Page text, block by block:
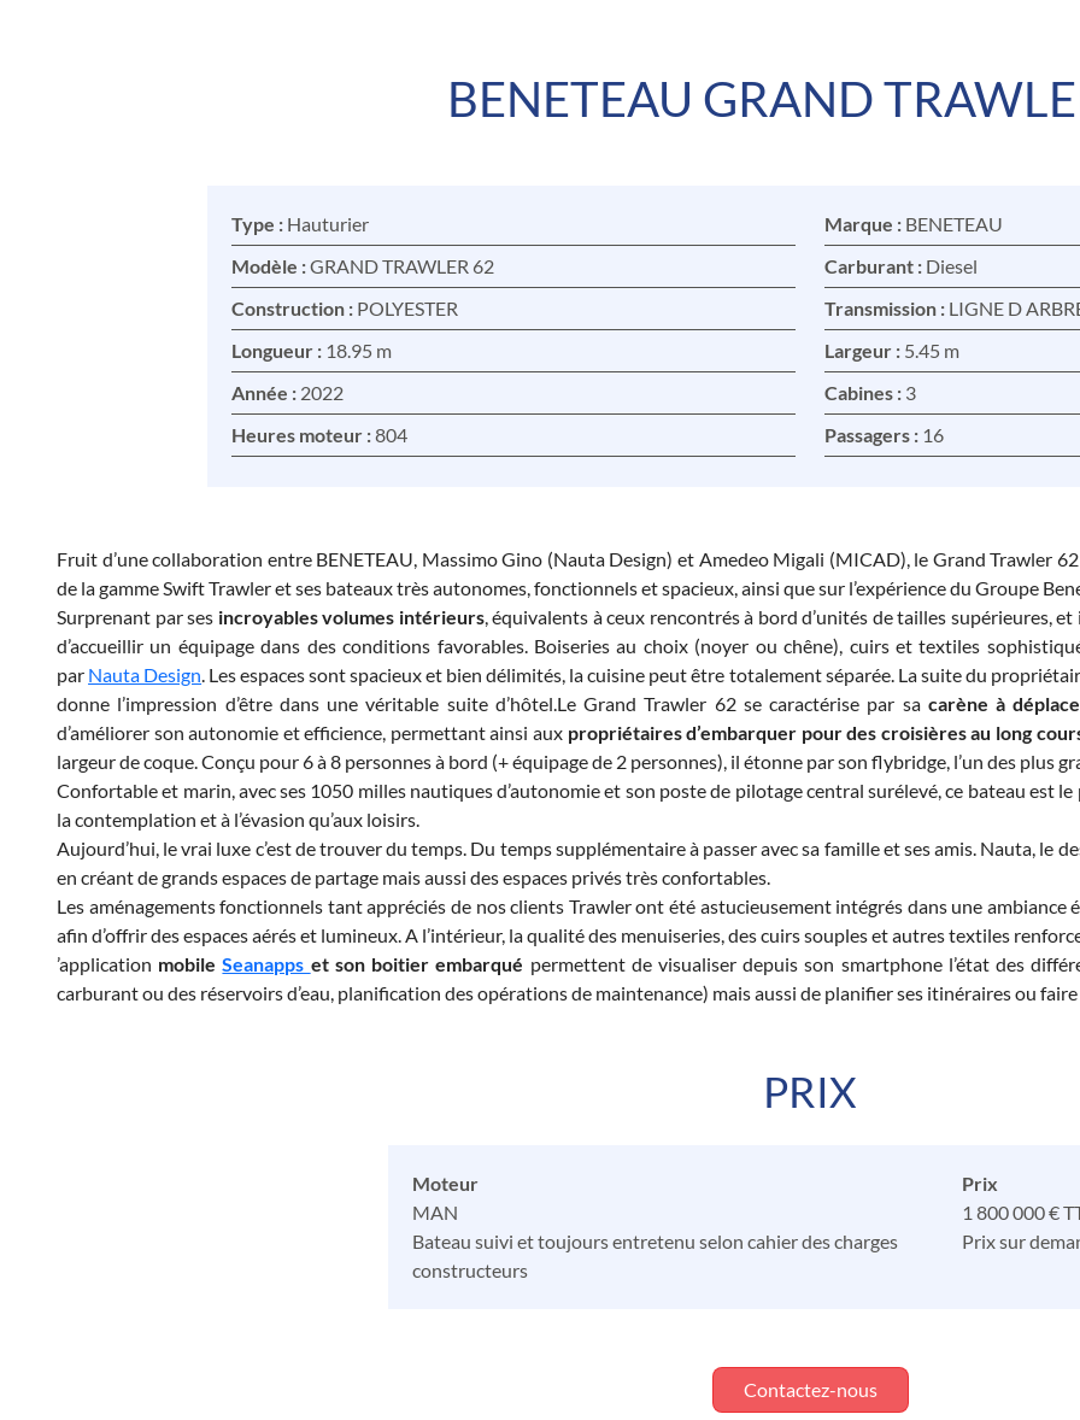
BENETEAU GRAND
Type : Hauturier Marque : BENETEAU
Modèle :GRAND TRAWLER 62 Carburant : Diesel
Construction : POLYESTER Transmission : LIGNE D
Longueur : 18.95 m Largeur : 5.45 m
Année : 2022 Cabines : 3
Heures moteur :804 Passagers : 16
Fruit d’une collaboration entre BENETEAU, Massimo Gino (Nauta Design) et Amedeo Migali (MICAD), le Grand Trawler
de la gamme Swift Trawler et ses bateaux très autonomes, fonctionnels et spacieux, ainsi que sur l’expérience du Groupe
Surprenant par ses incroyables volumes intérieurs, équivalents à ceux rencontrés à bord d’unités de tailles supérieures,
d’accueillir un équipage dans des conditions favorables. Boiseries au choix (noyer ou chêne), cuirs et textiles
par Nauta Design. Les espaces sont spacieux et bien délimités, la cuisine peut être totalement séparée. La suite du
donne l’impression d’être dans une véritable suite d’hôtel.Le Grand Trawler 62 se caractérise par sa carène à
d’améliorer son autonomie et efficience, permettant ainsi aux propriétaires d’embarquer pour des croisières au long
largeur de coque. Conçu pour 6 à 8 personnes à bord (+ équipage de 2 personnes), il étonne par son flybridge, l’un des plus
Confortable et marin, avec ses 1050 milles nautiques d’autonomie et son poste de pilotage central surélevé, ce bateau est
la contemplation et à l’évasion qu’aux loisirs.
Aujourd’hui, le vrai luxe c’est de trouver du temps. Du temps supplémentaire à passer avec sa famille et ses amis. Nauta, le
en créant de grands espaces de partage mais aussi des espaces privés très confortables.
Les aménagements fonctionnels tant appréciés de nos clients Trawler ont été astucieusement intégrés dans une ambiance
afin d’offrir des espaces aérés et lumineux. A l’intérieur, la qualité des menuiseries, des cuirs souples et autres textiles
’application mobileSeanapps et son boitier embarqué permettent de visualiser depuis son smartphone l’état des
carburant ou des réservoirs d’eau, planification des opérations de maintenance) mais aussi de planifier ses itinéraires ou
PRIX
Moteur
Prix
MAN
1 800 000 €
Bateau suivi et toujours entretenu selon cahier des charges
constructeurs
Prix sur
Contactez-nous